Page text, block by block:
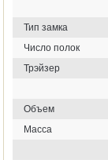
Тип замка
Число полок
Трэйзер
Объем
Масса